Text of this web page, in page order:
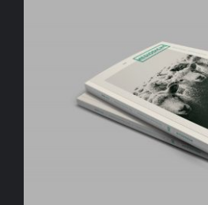
AÑADIR AL CARRITO